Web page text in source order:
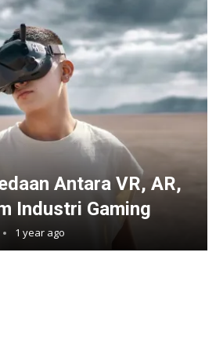
Antara VR, AR,
Industri Gaming
1 year ago